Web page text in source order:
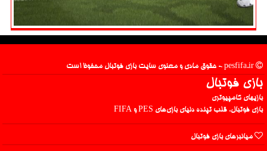
بازی فوتبال
بازیهای کامپیوتری
بازی فوتبال، قلب تپنده دنیای بازی‌های PES و FIFA
میانبرهای بازی فوتبال